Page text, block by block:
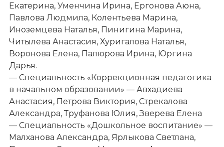
Екатерина, Уменчина Ирина, Ергонова Аюна,
Павлова Людмила, Колентьева Марина,
Иноземцева Наталья, Пинигина Марина,
Читылева Анастасия, Хуригалова Наталья,
Воронова Елена, Палюрова Ирина, Юргина
Дарья.
— Специальность «Коррекционная педагогика
в начальном образовании» — Авхадиева
Анастасия, Петрова Виктория, Стрекалова
Александра, Труфанова Юлия, Зверева Елена
— Специальность «Дошкольное воспитание» —
Малханова Александра, Ярлыкова Светлана,